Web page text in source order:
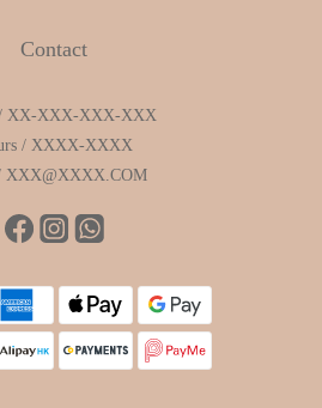
Contact
/ XX-XXX-XXX-XXX
/ XXXX-XXXX
XXX@XXXX.COM